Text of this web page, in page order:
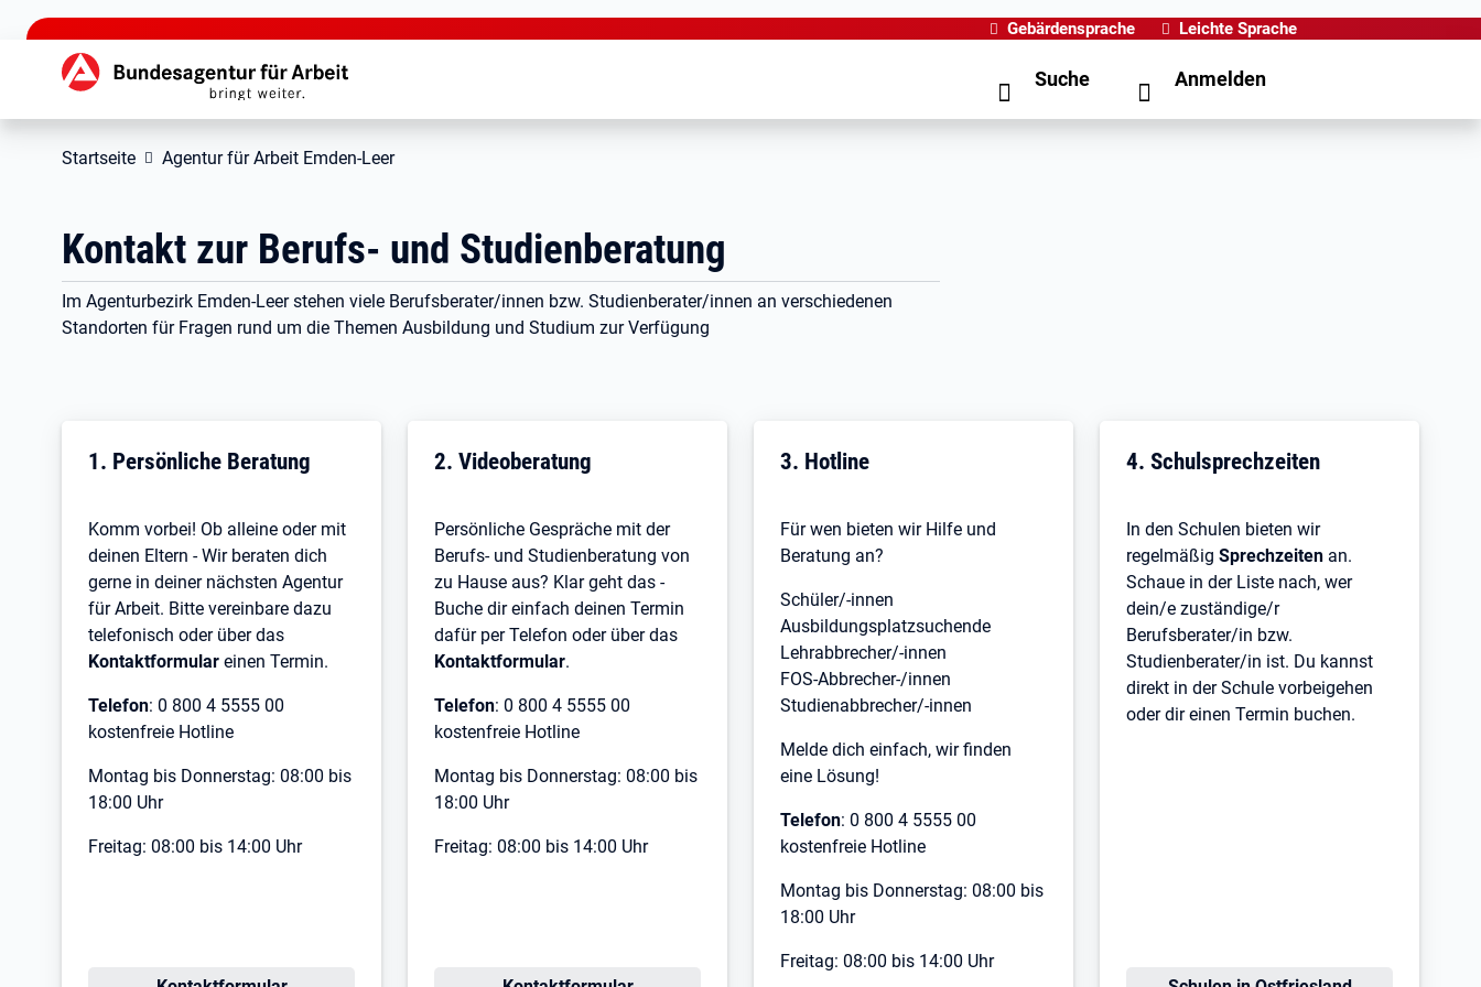
zu den Hauptinhalten springen
Gebärdensprache Leichte Sprache
Hauptnavigation Suche Anmelden
Startseite Agentur für Arbeit Emden-Leer
Kontakt zur Berufs- und Studienberatung
Im Agenturbezirk Emden-Leer stehen viele Berufsberater/innen bzw. Studienberater/innen an verschiedenen
Standorten für Fragen rund um die Themen Ausbildung und Studium zur Verfügung
1. Persönliche Beratung
Komm vorbei! Ob alleine oder mit
deinen Eltern - Wir beraten dich
gerne in deiner nächsten Agentur
für Arbeit. Bitte vereinbare dazu
telefonisch oder über das
Kontaktformular einen Termin.
Telefon: 0 800 4 5555 00
kostenfreie Hotline
Montag bis Donnerstag: 08:00 bis
18:00 Uhr
Freitag: 08:00 bis 14:00 Uhr
2. Videoberatung
Persönliche Gespräche mit der
Berufs- und Studienberatung von
zu Hause aus? Klar geht das -
Buche dir einfach deinen Termin
dafür per Telefon oder über das
Kontaktformular.
Telefon: 0 800 4 5555 00
kostenfreie Hotline
Montag bis Donnerstag: 08:00 bis
18:00 Uhr
Freitag: 08:00 bis 14:00 Uhr
3. Hotline
Für wen bieten wir Hilfe und
Beratung an?
Schüler/-innen
Ausbildungsplatzsuchende
Lehrabbrecher/-innen
FOS-Abbrecher-/innen
Studienabbrecher/-innen
Melde dich einfach, wir finden
eine Lösung!
Telefon: 0 800 4 5555 00
kostenfreie Hotline
Montag bis Donnerstag: 08:00 bis
18:00 Uhr
Freitag: 08:00 bis 14:00 Uhr
4. Schulsprechzeiten
In den Schulen bieten wir
regelmäßig Sprechzeiten an.
Schaue in der Liste nach, wer
dein/e zuständige/r
Berufsberater/in bzw.
Studienberater/in ist. Du kannst
direkt in der Schule vorbeigehen
oder dir einen Termin buchen.